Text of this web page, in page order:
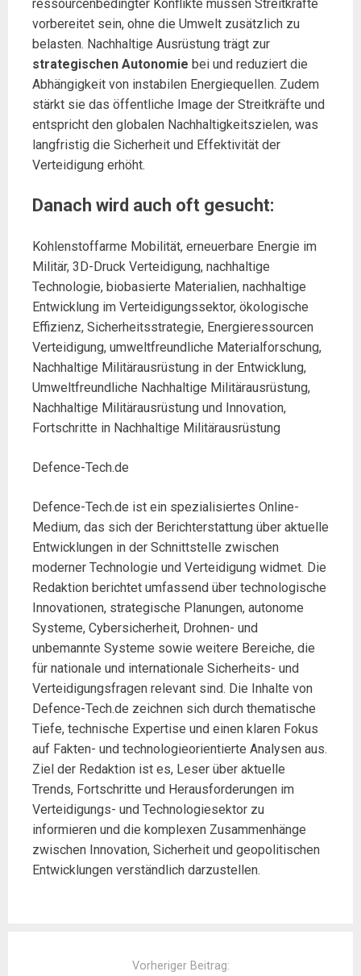
ressourcenbedingter Konflikte müssen Streitkräfte
vorbereitet sein, ohne die Umwelt zusätzlich zu
belasten. Nachhaltige Ausrüstung trägt zur
strategischen Autonomie bei und reduziert die
Abhängigkeit von instabilen Energiequellen. Zudem
stärkt sie das öffentliche Image der Streitkräfte und
entspricht den globalen Nachhaltigkeitszielen, was
langfristig die Sicherheit und Effektivität der
Verteidigung erhöht.
Danach wird auch oft gesucht:
Kohlenstoffarme Mobilität, erneuerbare Energie im
Militär, 3D-Druck Verteidigung, nachhaltige
Technologie, biobasierte Materialien, nachhaltige
Entwicklung im Verteidigungssektor, ökologische
Effizienz, Sicherheitsstrategie, Energieressourcen
Verteidigung, umweltfreundliche Materialforschung,
Nachhaltige Militärausrüstung in der Entwicklung,
Umweltfreundliche Nachhaltige Militärausrüstung,
Nachhaltige Militärausrüstung und Innovation,
Fortschritte in Nachhaltige Militärausrüstung
Defence-Tech.de
Defence-Tech.de ist ein spezialisiertes Online-
Medium, das sich der Berichterstattung über aktuelle
Entwicklungen in der Schnittstelle zwischen
moderner Technologie und Verteidigung widmet. Die
Redaktion berichtet umfassend über technologische
Innovationen, strategische Planungen, autonome
Systeme, Cybersicherheit, Drohnen- und
unbemannte Systeme sowie weitere Bereiche, die
für nationale und internationale Sicherheits- und
Verteidigungsfragen relevant sind. Die Inhalte von
Defence-Tech.de zeichnen sich durch thematische
Tiefe, technische Expertise und einen klaren Fokus
auf Fakten- und technologieorientierte Analysen aus.
Ziel der Redaktion ist es, Leser über aktuelle
Trends, Fortschritte und Herausforderungen im
Verteidigungs- und Technologiesektor zu
informieren und die komplexen Zusammenhänge
zwischen Innovation, Sicherheit und geopolitischen
Entwicklungen verständlich darzustellen.
Vorheriger Beitrag: